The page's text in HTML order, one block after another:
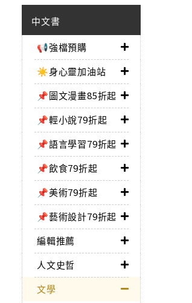
中文書
📢強檔預購
☀️身心靈加油站
📌圖文漫畫85折起
📌輕小說79折起
📌語言學習79折起
📌飲食79折起
📌美術79折起
📌藝術設計79折起
編輯推薦
人文史哲
文學